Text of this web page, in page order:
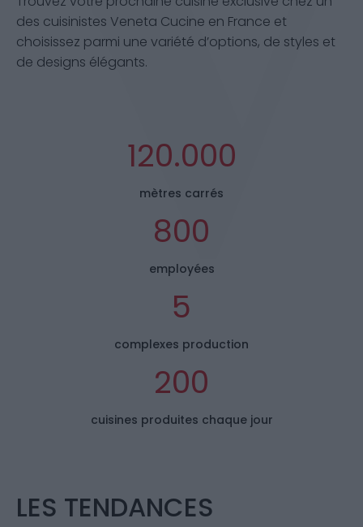
des cuisinistes Veneta Cucine en France et
choisissez parmi une variété d’options, de styles et
de designs élégants.
120.000
mètres carrés
800
employées
5
complexes production
200
cuisines produites chaque jour
LES TENDANCES